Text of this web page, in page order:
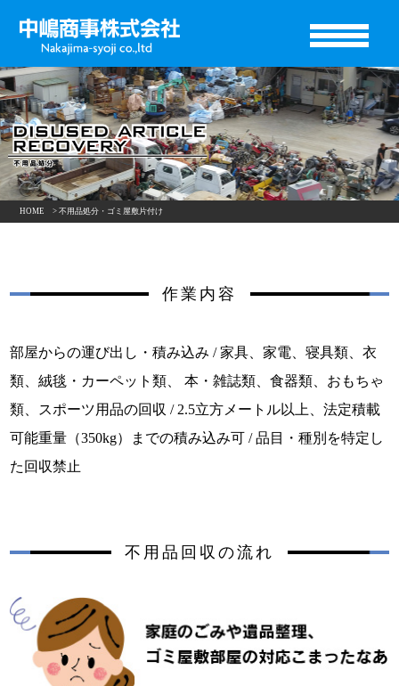
HOME > 不用品処分・ゴミ屋敷片付け
作業内容
部屋からの運び出し・積み込み / 家具、家電、寝具類、衣
類、絨毯・カーペット類、
本・雑誌類、食器類、おもちゃ
類、スポーツ用品の回収 /2.5立方メートル以上、法定積載
可能重量（350kg）までの積み込み可 / 品目・種別を特定し
た回収禁止
不用品回収の流れ